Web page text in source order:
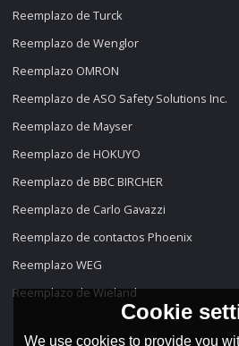
Reemplazo de Turck
Reemplazo de Wenglor
Reemplazo OMRON
Reemplazo de ASO Safety Solutions Inc.
Reemplazo de Mayser
Reemplazo de HOKUYO
Reemplazo de BBC BIRCHER
Reemplazo de Carlo Gavazzi
Reemplazo de contactos Phoenix
Reemplazo WEG
Reemplazo de Wieland
Cookie
We use cookies to provide you